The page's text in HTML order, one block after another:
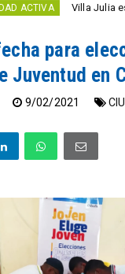
Villa Julia estrena
para
Juventud en
9/02/2021